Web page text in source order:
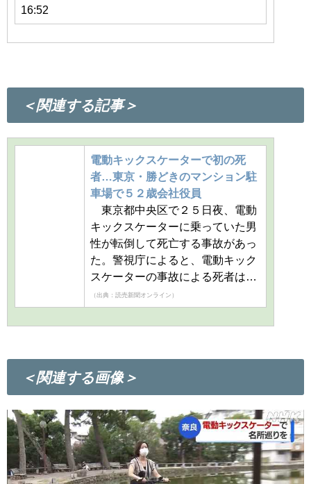
16:52
＜関連する記事＞
電動キックスケーターで初の死
者…東京・勝どきのマンション駐
車場で５２歳会社役員
東京都中央区で２５日夜、電動
キックスケーターに乗っていた男
性が転倒して死亡する事故があっ
た。警視庁によると、電動キック
スケーターの事故による死者は…
（出典：読売新聞オンライン）
＜関連する画像＞